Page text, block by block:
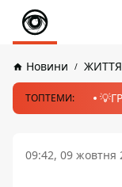
Новини ЖИТТЯ
ТОПТЕМИ:
09:42, 09 жовтня